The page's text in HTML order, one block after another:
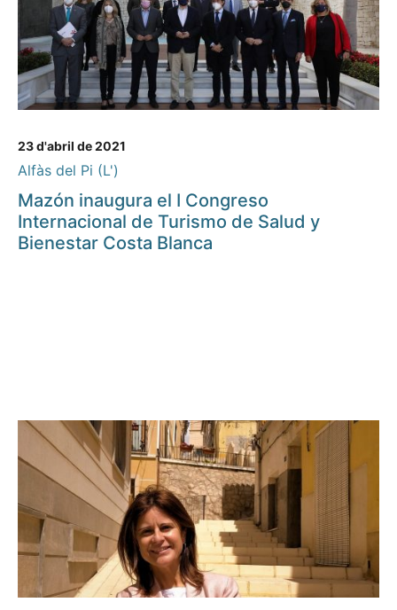
23 d'abril de 2021
Alfàs del Pi (L')
Mazón inaugura el I Congreso
Internacional de Turismo de Salud y
Bienestar Costa Blanca